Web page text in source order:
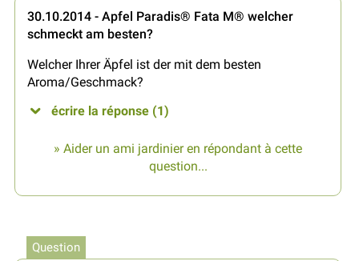
30.10.2014 - Apfel Paradis® Fata M® welcher
schmeckt am besten?
Welcher Ihrer Äpfel ist der mit dem besten
Aroma/Geschmack?
écrire la réponse (1)
» Aider un ami jardinier en répondant à cette
question...
Question